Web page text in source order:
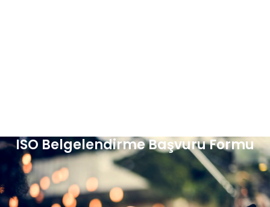
ISO Belgelendirme Başvuru Formu